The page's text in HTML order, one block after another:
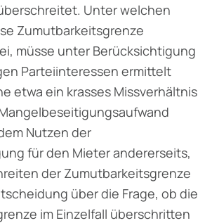
Unter welchen
Zumutbarkeitsgrenze
müsse unter Berücksichtigung
Parteiinteressen ermittelt
etwa ein krasses Missverhältnis
Nutzen der
für den Mieter andererseits,
der Zumutbarkeitsgrenze
über die Frage, ob die
im Einzelfall überschritten